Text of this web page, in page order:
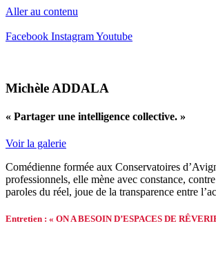
Aller au contenu
Facebook InstagramYoutube
Michèle ADDALA
« Partager une intelligence collective. »
Voir la galerie
Comédienne formée aux Conservatoires
professionnels, elle mène avec constance,
paroles du réel, joue de la transparence entre
Entretien : « ON A BESOIN D’ESPACES DE